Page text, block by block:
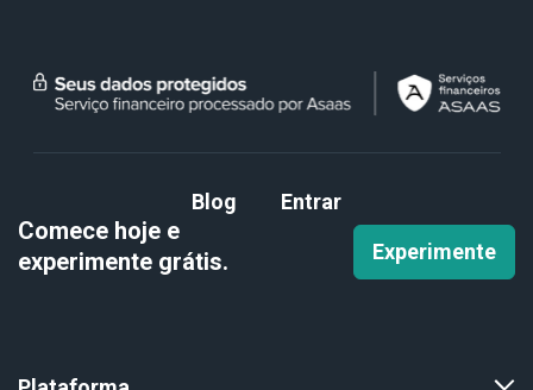
Blog Entrar
Comece hoje e
experimente grátis. Experimente